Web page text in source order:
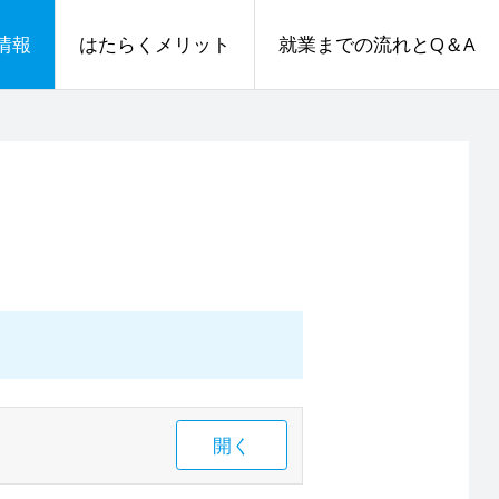
報 はたらくメリット 就業までの流れとQ＆A
開く